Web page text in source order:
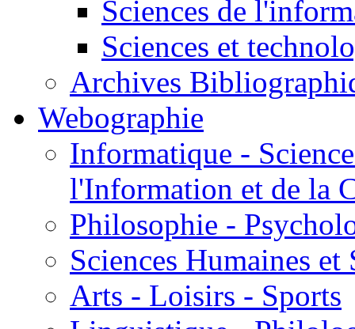
Sciences de
Sciences et
Archives
Webographie
Informatique -
l'Information et de la
Philosophie -
Sciences Humaines et
Arts - Loisirs - Sports